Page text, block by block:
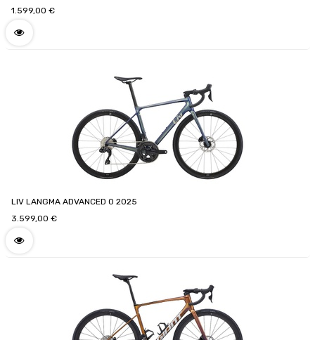
1.599,00 €
LIV LANGMA ADVANCED 0 2025
3.599,00 €